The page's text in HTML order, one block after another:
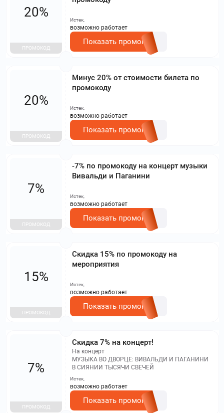
20%
ПРОМОКОД
Истек,
возможно работает
Показать промокод
Минус 20% от стоимости билета по
промокоду
20%
ПРОМОКОД
Истек,
возможно работает
Показать промокод
-7% по промокоду на концерт музыки
Вивальди и Паганини
7%
ПРОМОКОД
Истек,
возможно работает
Показать промокод
Скидка 15% по промокоду на
мероприятия
15%
ПРОМОКОД
Истек,
возможно работает
Показать промокод
Скидка 7% на концерт!
На концерт
МУЗЫКА ВО ДВОРЦЕ: ВИВАЛЬДИ И ПАГАНИНИ
В СИЯНИИ ТЫСЯЧИ СВЕЧЕЙ
7%
ПРОМОКОД
Истек,
возможно работает
Показать промокод